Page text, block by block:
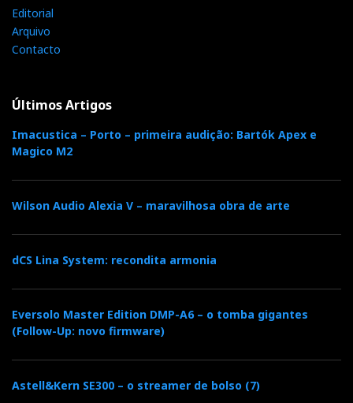
Editorial
Arquivo
Contacto
Últimos Artigos
Imacustica – Porto – primeira audição: Bartók Apex e
Magico M2
Wilson Audio Alexia V – maravilhosa obra de arte
dCS Lina System: recondita armonia
Eversolo Master Edition DMP-A6 – o tomba gigantes
(Follow-Up: novo firmware)
Astell&Kern SE300 – o streamer de bolso (7)